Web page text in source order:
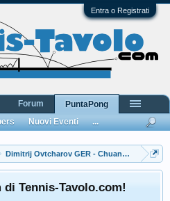
Entra o Registrati
Dimitrij Ovtcharov GER - Chuang Chih-Yuan
Tennis-Tavolo.com!
Forum
PuntaPong
Nuovi Eventi ...